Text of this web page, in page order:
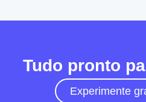
Tudo pronto
Experimente